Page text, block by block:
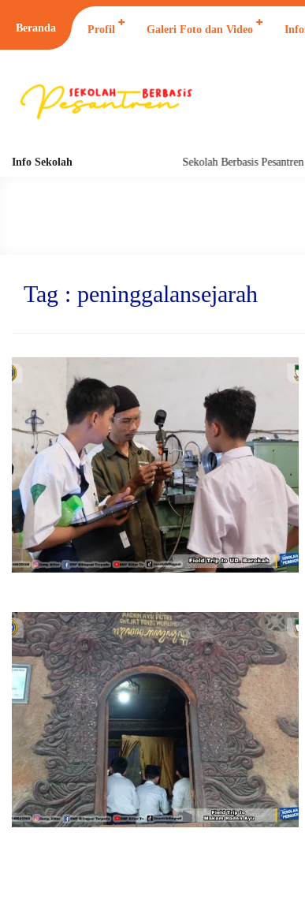
Beranda Profil Galeri Foto dan Video
Info Sekolah Sekolah Berbasis Pesantren
Tag : peninggalansejarah